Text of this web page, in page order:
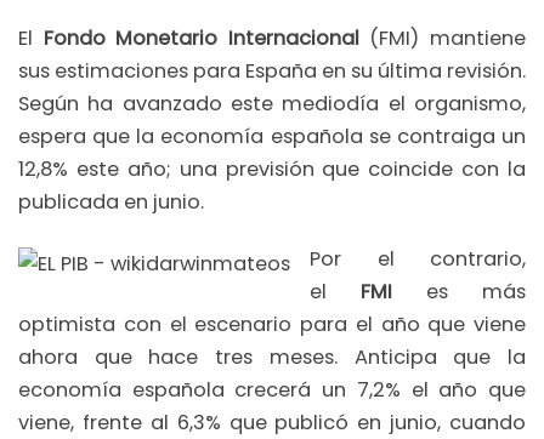
El Fondo Monetario Internacional (FMI) mantiene
sus estimaciones para España en su última revisión.
Según ha avanzado este mediodía el organismo,
espera que la economía española se contraiga un
12,8% este año; una previsión que coincide con la
publicada en junio.
Por el contrario,
el FMI es más
optimista con el escenario para el año que viene
ahora que hace tres meses. Anticipa que la
economía española crecerá un 7,2% el año que
viene, frente al 6,3% que publicó en junio, cuando